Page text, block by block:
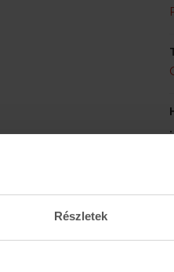
Részletek
a